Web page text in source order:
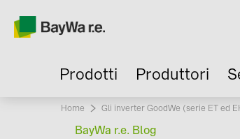
Prodotti Produttori
Home Current:
Gli inverter GoodWe (serie ET ed
BayWa r.e. Blog